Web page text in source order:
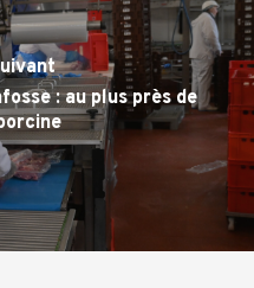
: au plus près de